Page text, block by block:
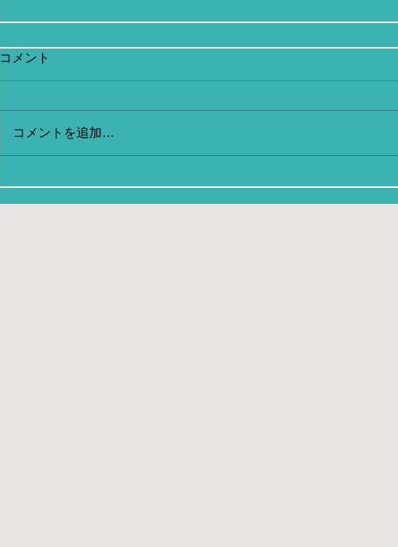
コメント
コメントを追加…